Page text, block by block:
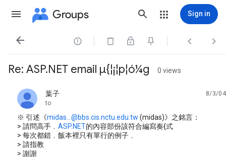
Groups Sign in
   
Re: ASP.NET email µ{¦¡¦p¦ó¼g 0 views
葉子
unread,
8/3/04
to
※ 引述《midas...@bbs.cis.nctu.edu.tw (midas)》之銘言：
> 請問高手﹐ ASP.NET的內容部份該符合編寫奏{式
> 每次都錯﹐飯本裡只有單行的例子﹐
> 請指教
> 謝謝